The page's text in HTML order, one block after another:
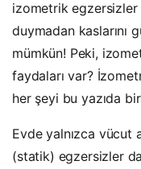
izometrik
duymadan kaslarını
mümkün! Peki,
faydaları var?
her şeyi bu yazıda
Evde yalnızca vücut
(statik) egzersizler